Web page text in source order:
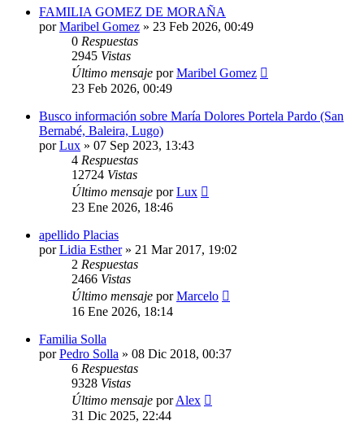
FAMILIA GOMEZ DE MORAÑA
porMaribel Gomez » 23 Feb 2026, 00:49
0 Respuestas
2945 Vistas
Último mensaje porMaribel Gomez
23 Feb 2026, 00:49
Busco información sobre María Dolores Portela Pardo (San
Bernabé, Baleira, Lugo)
porLux » 07 Sep 2023, 13:43
4 Respuestas
12724 Vistas
Último mensaje porLux
23 Ene 2026, 18:46
apellido Placias
porLidia Esther» 21 Mar 2017, 19:02
2 Respuestas
2466 Vistas
Último mensaje porMarcelo
16 Ene 2026, 18:14
Familia Solla
porPedro Solla » 08 Dic 2018, 00:37
6 Respuestas
9328 Vistas
Último mensaje porAlex
31 Dic 2025, 22:44